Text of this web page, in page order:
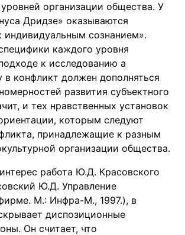
организации общества. У
Дридзе» оказываются
индивидуальным сознанием».
каждого уровня
к исследованию а
в конфликт должен дополняться
развития субъектного
и тех нравственных установок
которым следуют
принадлежащие к разным
организации общества.
работа Ю.Д. Красовского
Ю.Д. Управление
М.: Инфра-М., 1997.), в
диспозиционные
Он считает, что